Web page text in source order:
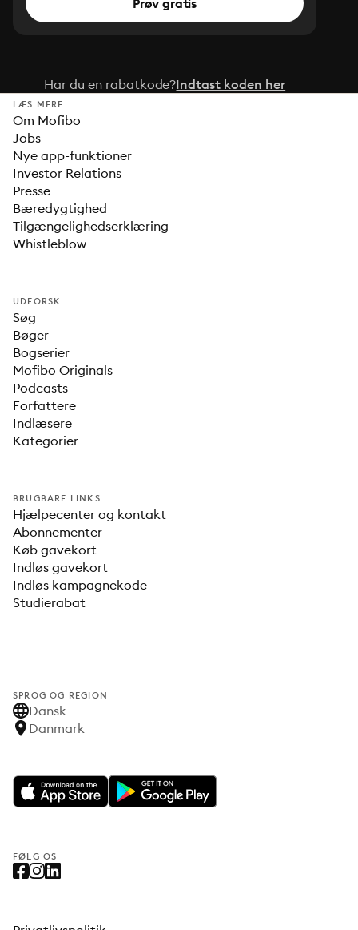
Prøv gratis
Har du en rabatkode?Indtast koden her
LÆS MERE
Om Mofibo
Jobs
Nye app-funktioner
Investor Relations
Presse
Bæredygtighed
Tilgængelighedserklæring
Whistleblow
UDFORSK
Søg
Bøger
Bogserier
Mofibo Originals
Podcasts
Forfattere
Indlæsere
Kategorier
BRUGBARE LINKS
Hjælpecenter og kontakt
Abonnementer
Køb gavekort
Indløs gavekort
Indløs kampagnekode
Studierabat
SPROG OG REGION
Dansk
Danmark
FØLG OS